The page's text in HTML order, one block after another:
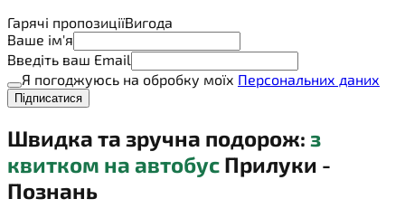
Гарячі пропозиціїВигода
Ваше ім'я
Введіть ваш Email
Я погоджуюсь на обробку моїх Персональних даних
Підписатися
Швидка та зручна подорож: з
квитком на автобус Прилуки -
Познань